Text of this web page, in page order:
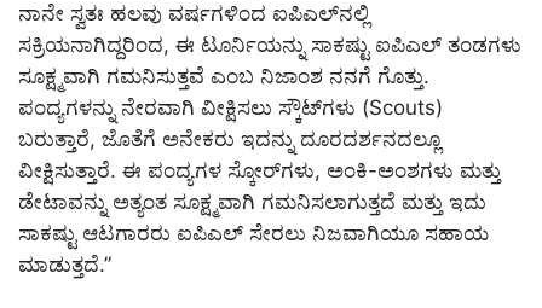
ನಾನೇ ಸ್ವತಃ ಹಲವು ವರ್ಷಗಳಿಂದ ಐಪಿಎಲ್‌ನಲ್ಲಿ
ಸಕ್ರಿಯನಾಗಿದ್ದರಿಂದ, ಈ ಟೂರ್ನಿಯನ್ನು ಸಾಕಷ್ಟು ಐಪಿಎಲ್ ತಂಡಗಳು
ಸೂಕ್ಷ್ಮವಾಗಿ ಗಮನಿಸುತ್ತವೆ ಎಂಬ ನಿಜಾಂಶ ನನಗೆ ಗೊತ್ತು.
ಪಂದ್ಯಗಳನ್ನು ನೇರವಾಗಿ ವೀಕ್ಷಿಸಲು ಸ್ಕೌಟ್‌ಗಳು (Scouts)
ಬರುತ್ತಾರೆ, ಜೊತೆಗೆ ಅನೇಕರು ಇದನ್ನು ದೂರದರ್ಶನದಲ್ಲೂ
ವೀಕ್ಷಿಸುತ್ತಾರೆ. ಈ ಪಂದ್ಯಗಳ ಸ್ಕೋರ್‌ಗಳು, ಅಂಕಿ-ಅಂಶಗಳು ಮತ್ತು
ಡೇಟಾವನ್ನು ಅತ್ಯಂತ ಸೂಕ್ಷ್ಮವಾಗಿ ಗಮನಿಸಲಾಗುತ್ತದೆ ಮತ್ತು ಇದು
ಸಾಕಷ್ಟು ಆಟಗಾರರು ಐಪಿಎಲ್ ಸೇರಲು ನಿಜವಾಗಿಯೂ ಸಹಾಯ
ಮಾಡುತ್ತದೆ.”